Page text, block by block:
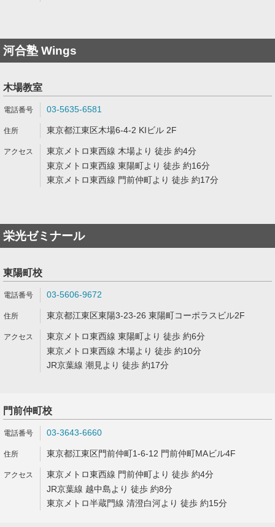
河合塾 Wings
木場教室
03-5635-6581
東京都江東区木場6-4-2 KIビル 2F
東京メトロ東西線 木場より 徒歩 約4分
東京メトロ東西線 東陽町より 徒歩 約16分
東京メトロ東西線 門前仲町より 徒歩 約17分
栄光ゼミナール
東陽町校
03-5606-9672
東京都江東区東陽3-23-26 東陽町コーポラスビル2F
東京メトロ東西線 東陽町より 徒歩 約6分
東京メトロ東西線 木場より 徒歩 約10分
JR京葉線 潮見より 徒歩 約17分
門前仲町校
03-3643-6660
東京都江東区門前仲町1-6-12 門前仲町MAビル4F
東京メトロ東西線 門前仲町より 徒歩 約4分
JR京葉線 越中島より 徒歩 約8分
東京メトロ半蔵門線 清澄白河より 徒歩 約15分